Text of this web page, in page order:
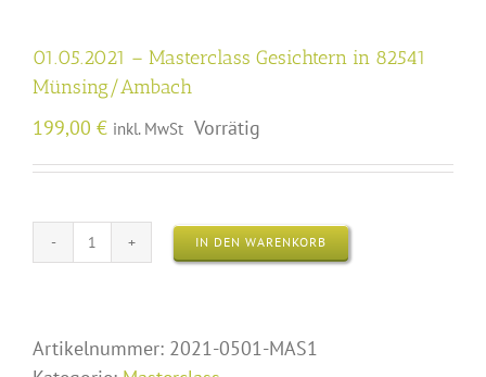
01.05.2021 – Masterclass Gesichtern in 82541
Münsing/Ambach
199,00 € inkl. MwSt Vorrätig
01.05.2021
Gesichtern
IN DEN WARENKORB
Artikelnummer: 2021-0501-MAS1